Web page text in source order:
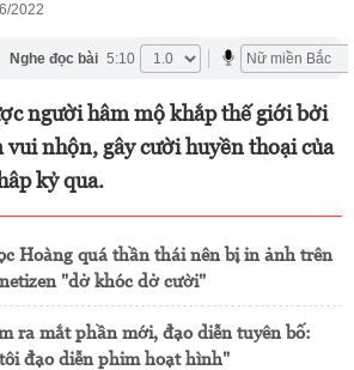
2022
Nghe đọc bài 5:10
người hâm mộ khắp thế giới bởi
nhộn, gây cười huyền thoại của
kỷ qua.
Hoàng quá thần thái nên bị in ảnh trên
"dở khóc dở cười"
ra mắt phần mới, đạo diễn tuyên bố:
đạo diễn phim hoạt hình"